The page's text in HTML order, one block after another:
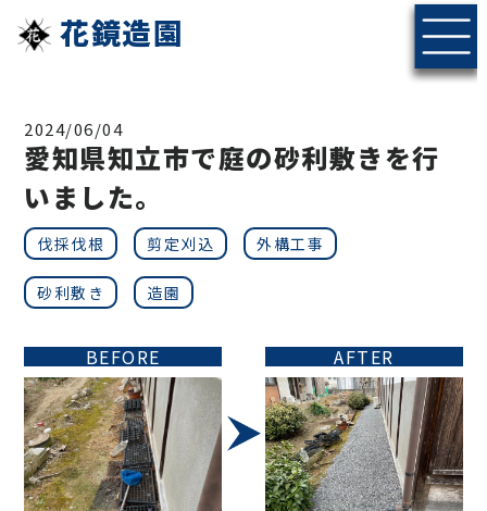
花鏡造園
2024/06/04
愛知県知立市で庭の砂利敷きを行
いました。
伐採伐根 剪定刈込 外構工事
砂利敷き 造園
BEFORE AFTER